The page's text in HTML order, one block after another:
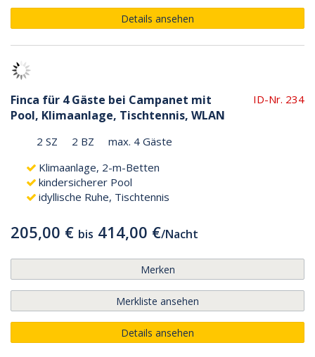
Details ansehen
Finca für 4 Gäste bei Campanet mit
Pool, Klimaanlage, Tischtennis, WLAN
ID-Nr. 234
2 SZ 2 BZ
max. 4 Gäste
Klimaanlage, 2-m-Betten
kindersicherer Pool
idyllische Ruhe, Tischtennis
205,00 € bis 414,00 €/Nacht
Merken
Merkliste ansehen
Details ansehen